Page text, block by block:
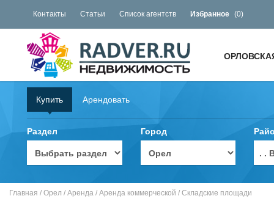
Контакты Статьи Список агентств Избранное (0)
Купить Арендовать
Раздел Город
. .
Главная / Орел / Аренда / Аренда коммерческой / Складские площади